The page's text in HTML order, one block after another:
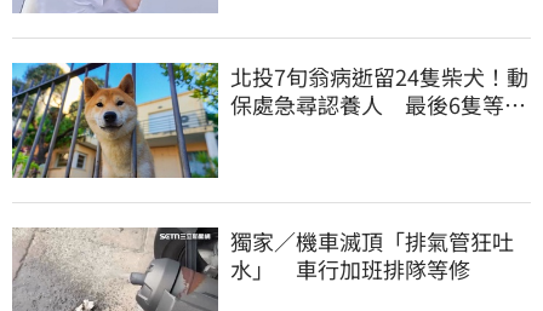
北投7旬翁病逝留24隻柴犬！動
保處急尋認養人 最後6隻等新
獨家／機車滅頂「排氣管狂吐
水」 車行加班排隊等修